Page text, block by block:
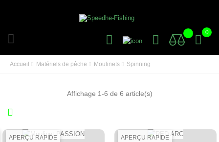
0
Accueil Matériels de pêche Moulinets Spinning
Affichage 1-6 de 6 article(s)
APERÇU RAPIDE APERÇU RAPIDE